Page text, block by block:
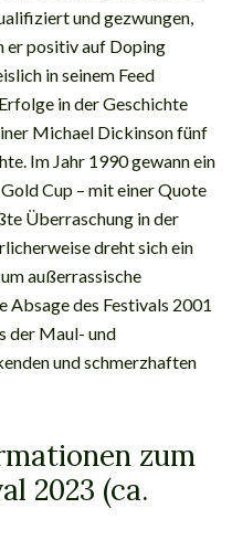
und gezwungen,
er positiv auf Doping
in seinem Feed
in der Geschichte
Michael Dickinson fünf
Im Jahr 1990 gewann ein
Cup – mit einer Quote
Überraschung in der
dreht sich ein
außerrassische
Absage des Festivals 2001
der Maul- und
und schmerzhaften
zum
2023 (ca.